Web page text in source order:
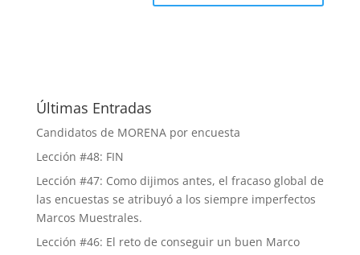
Últimas Entradas
Candidatos de MORENA por encuesta
Lección #48: FIN
Lección #47: Como dijimos antes, el fracaso global de
las encuestas se atribuyó a los siempre imperfectos
Marcos Muestrales.
Lección #46: El reto de conseguir un buen Marco